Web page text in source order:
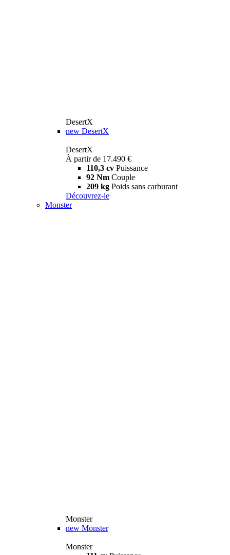
DesertX
new DesertX
DesertX
À partir de 17.490 €
110,3 cv Puissance
92 Nm Couple
209 kg Poids sans carburant
Découvrez-le
Monster
Monster
new Monster
Monster